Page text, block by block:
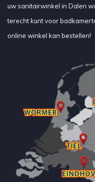
uw sanitairwinkel in Dalen
terecht kunt voor
online winkel kan bestellen!